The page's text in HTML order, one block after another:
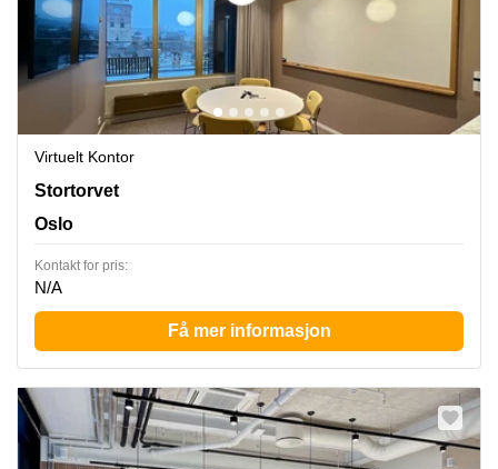
Virtuelt Kontor
Stortorvet 7, Oslo
Stortorvet
Oslo
Kontakt for pris:
N/A
Få mer informasjon